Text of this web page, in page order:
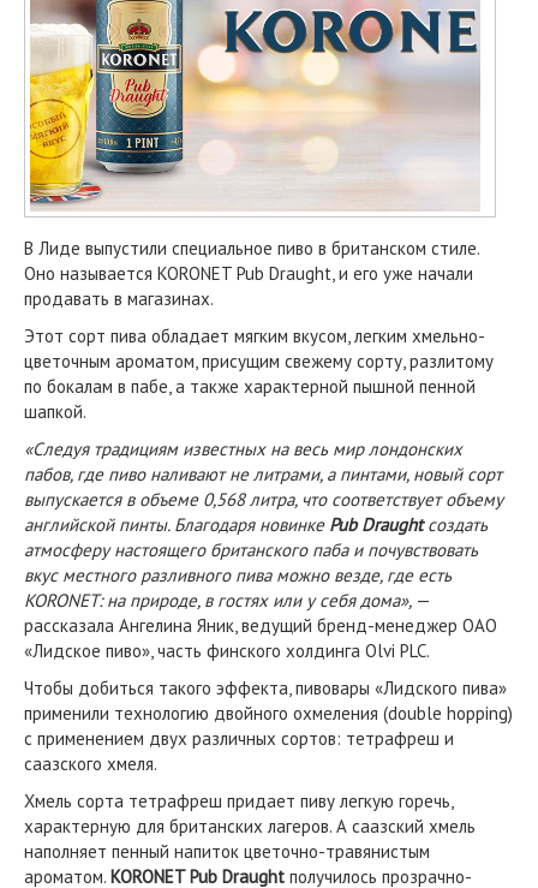
В Лиде выпустили специальное пиво в британском стиле.
Оно называется KORONET Pub Draught, и его уже начали
продавать в магазинах.
Этот сорт пива обладает мягким вкусом, легким хмельно-
цветочным ароматом, присущим свежему сорту, разлитому
по бокалам в пабе, а также характерной пышной пенной
шапкой.
«Следуя традициям известных на весь мир лондонских
пабов, где пиво наливают не литрами, а пинтами, новый сорт
выпускается в объеме 0,568 литра, что соответствует объему
английской пинты. Благодаря новинке Pub Draughtсоздать
атмосферу настоящего британского паба и почувствовать
вкус местного разливного пива можно везде, где есть
KORONET: на природе, в гостях или у себя дома», —
рассказала Ангелина Яник, ведущий бренд-менеджер ОАО
«Лидское пиво», часть финского холдинга Olvi PLC.
Чтобы добиться такого эффекта, пивовары «Лидского пива»
применили технологию двойного охмеления (double hopping)
с применением двух различных сортов: тетрафреш и
саазского хмеля.
Хмель сорта тетрафреш придает пиву легкую горечь,
характерную для британских лагеров. А саазский хмель
наполняет пенный напиток цветочно-травянистым
ароматом. KORONET Pub Draught получилось прозрачно-